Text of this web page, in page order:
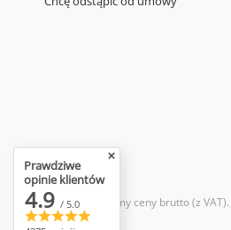
W sklepie prezentujemy ceny brutto (z VAT).
Prawdziwe
opinie klientów
4.9 / 5.0